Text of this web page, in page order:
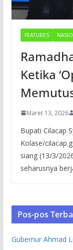
FEATURES
Ketika
Maret 13, 2026
Bupati Cilacap
Kolase/
siang (13/3/
seharusnya
Pos-pos
Gubernur Ahmad